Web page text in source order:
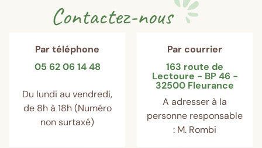
Contactez-nous
Par téléphone
05 62 06 14 48
Du lundi au vendredi,
de 8h à 18h (Numéro
non surtaxé)
Par courrier
163 route de
Lectoure - BP 46 -
32500 Fleurance
A adresser à la
personne responsable
: M. Rombi